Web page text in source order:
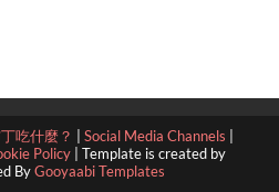
吃什麼？ Social Media Channels
Policy
Template is created by
ByGooyaabi Templates